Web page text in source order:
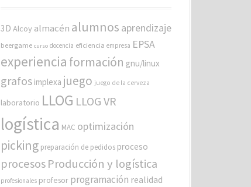
r
s
3D Alcoy almacén alumnos aprendizaje
beergame curso docencia eficiencia empresa EPSA
experiencia formación gnu/linux
grafos implexa juego juego de la cerveza
laboratorio LLOG LLOG VR
logística MAC optimización
picking preparación de pedidos proceso
procesosProducción y logística
profesionales profesor programación realidad